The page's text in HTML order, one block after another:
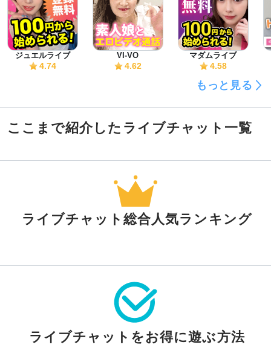
ジュエルライブ
4.74
VI-VO
4.62
マダムライブ
4.58
もっと見る
ここまで紹介したライブチャット一覧
ライブチャット総合人気ランキング
ライブチャットをお得に遊ぶ方法